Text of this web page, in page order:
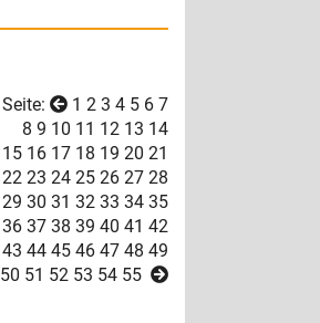
Seite: 1 2 3 4 5 6 7
8 9 10 11 12 13 14
15 16 17 18 19 20 21
22 23 24 25 26 2728
29 30 31 32 33 34 35
36 37 38 39 40 41 42
43 44 45 46 47 48 49
50 51 52 53 54 55